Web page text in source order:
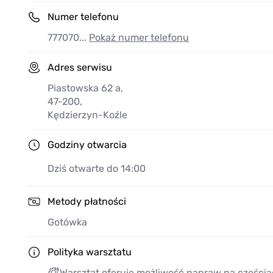
Zapraszamy do skorzystania z usług naszego
opiekę i naprawy na najwyższym poziomie.
zapewnić Ci bezpieczną i komfortową jazdę każdego
Numer telefonu
777070... Pokaż numer telefonu
Adres serwisu
Piastowska 62 a,
47-200,
Kędzierzyn-Koźle
Godziny otwarcia
Dziś otwarte do 14:00
Metody płatności
Gotówka
Polityka warsztatu